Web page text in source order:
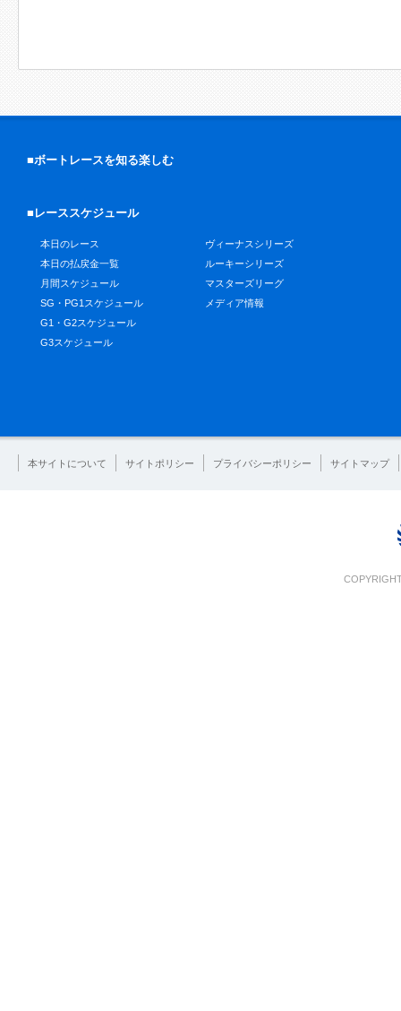
■ボートレースを知る楽しむ
■レーススケジュール
本日のレース
本日の払戻金一覧
月間スケジュール
SG・PG1スケジュール
G1・G2スケジュール
G3スケジュール
ヴィーナスシリーズ
ルーキーシリーズ
マスターズリーグ
メディア情報
本サイトについて サイトポリシー プライバシーポリシー サイトマップ